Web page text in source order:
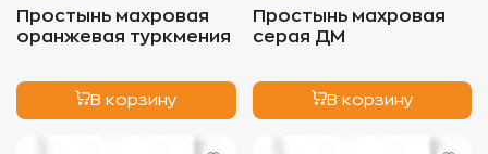
Простынь махровая
оранжевая туркмения
В корзину
Простынь махровая
серая ДМ
В корзину